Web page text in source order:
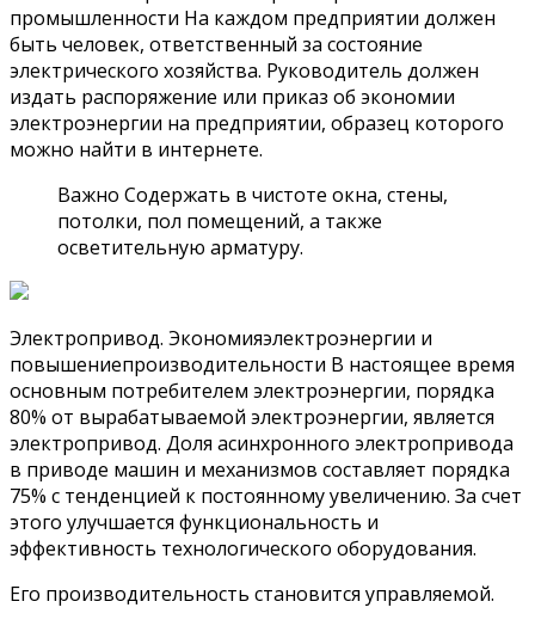
промышленности На каждом предприятии должен
быть человек, ответственный за состояние
электрического хозяйства. Руководитель должен
издать распоряжение или приказ об экономии
электроэнергии на предприятии, образец которого
можно найти в интернете.
Важно Содержать в чистоте окна, стены,
потолки, пол помещений, а также
осветительную арматуру.
Электропривод. Экономияэлектроэнергии и
повышениепроизводительности В настоящее время
основным потребителем электроэнергии, порядка
80% от вырабатываемой электроэнергии, является
электропривод. Доля асинхронного электропривода
в приводе машин и механизмов составляет порядка
75% с тенденцией к постоянному увеличению. За счет
этого улучшается функциональность и
эффективность технологического оборудования.
Его производительность становится управляемой.